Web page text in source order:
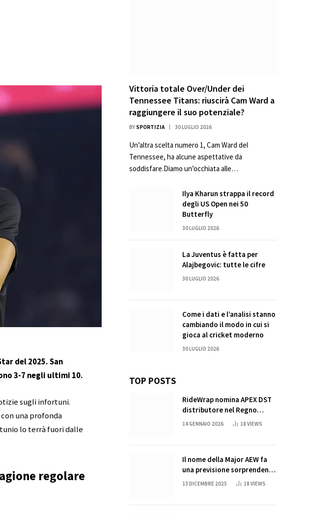
del 2025. San
3-7 negli ultimi 10.
sugli infortuni.
una profonda
lo terrà fuori dalle
regolare
Vittoria totale Over/Under dei
Tennessee Titans: riuscirà Cam Ward a
raggiungere il suo potenziale?
BY SPORTIZIA 30 LUGLIO 2026
Un’altra scelta numero 1, Cam Ward del
Tennessee, ha alcune aspettative da
soddisfare.Diamo un’occhiata alle…
Ilya Kharun strappa il record
degli US Open nei 50
Butterfly
30 LUGLIO 2026
La Juventus è fatta per
Alajbegovic: tutte le cifre
30 LUGLIO 2026
Come i dati e l’analisi stanno
cambiando il modo in cui si
gioca al cricket moderno
30 LUGLIO 2026
TOP POSTS
RideWrap nomina APEX DST
distributore nel Regno
Unito
14 GENNAIO 2026 18 VIEWS
Il nome della Major AEW fa
una previsione sorprendente
per la partita di ritiro di
13 DICEMBRE 2025 18 VIEWS